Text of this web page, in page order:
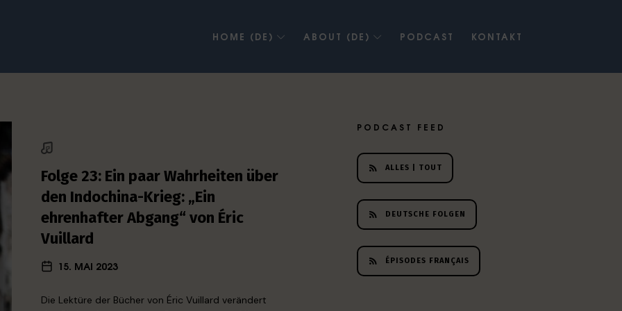
HOME (DE) ABOUT (DE) PODCAST KONTAKT
Folge 23: Ein paar Wahrheiten über
den Indochina-Krieg: „Ein
ehrenhafter Abgang“ von Éric
Vuillard
15. MAI 2023
Die Lektüre der Bücher von Éric Vuillard verändert
PODCAST FEED
ALLES | TOUT
DEUTSCHE FOLGEN
ÉPISODES FRANÇAIS